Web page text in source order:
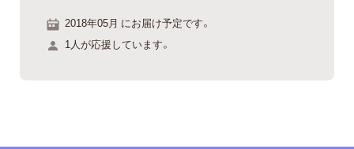
2018年05月 にお届け予定です。
1人が応援しています。